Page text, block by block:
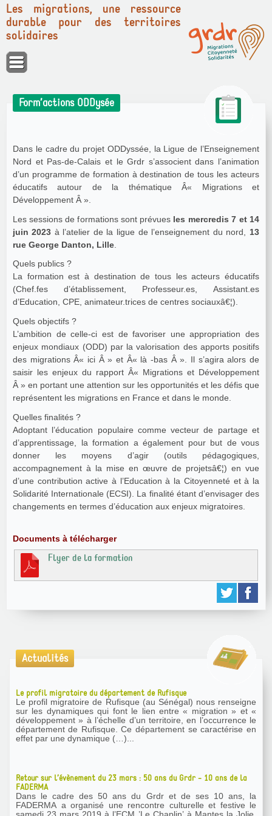
Panneau de gestion des cookies
Les migrations, une ressource
durable pour des territoires
solidaires
Form’actions ODDysée
Dans le cadre du projet ODDyssée, la Ligue de l’Enseignement
Nord et Pas-de-Calais et le Grdr s’associent dans l’animation
d’un programme de formation à destination de tous les acteurs
éducatifs autour de la thématique Â« Migrations et
Développement Â ».
Les sessions de formations sont prévues les mercredis 7 et 14
juin 2023 à l’atelier de la ligue de l’enseignement du nord, 13
rue George Danton, Lille
Quels publics ?
La formation est à destination de tous les acteurs éducatifs
(Chef.fes d’établissement, Professeur.es, Assistant.es
d’Education, CPE, animateur.trices de centres sociauxâ€¦).
Quels objectifs ?
L’ambition de celle-ci est de favoriser une appropriation des
enjeux mondiaux (ODD) par la valorisation des apports positifs
des migrations Â« ici Â » et Â« là -bas Â ». Il s’agira alors de
saisir les enjeux du rapport Â« Migrations et Développement
Â » en portant une attention sur les opportunités et les défis que
représentent les migrations en France et dans le monde.
Quelles finalités ?
Adoptant l’éducation populaire comme vecteur de partage et
d’apprentissage, la formation a également pour but de vous
donner les moyens d’agir (outils pédagogiques,
accompagnement à la mise en œuvre de projetsâ€¦) en vue
d’une contribution active à l’Education à la Citoyenneté et à la
Solidarité Internationale (ECSI). La finalité étant d’envisager des
changements en termes d’éducation aux enjeux migratoires.
Documents à télécharger
Flyer de la formation
Actualités
Le profil migratoire du département de Rufisque
Le profil migratoire de Rufisque (au Sénégal) nous renseigne
sur les dynamiques qui font le lien entre « migration » et «
développement » à l’échelle d’un territoire, en l’occurrence le
département de Rufisque. Ce département se caractérise en
effet par une dynamique (…)...
Retour sur l’évènement du 23 mars : 50 ans du Grdr - 10 ans de la
FADERMA
Dans le cadre des 50 ans du Grdr et de ses 10 ans, la
FADERMA a organisé une rencontre culturelle et festive le